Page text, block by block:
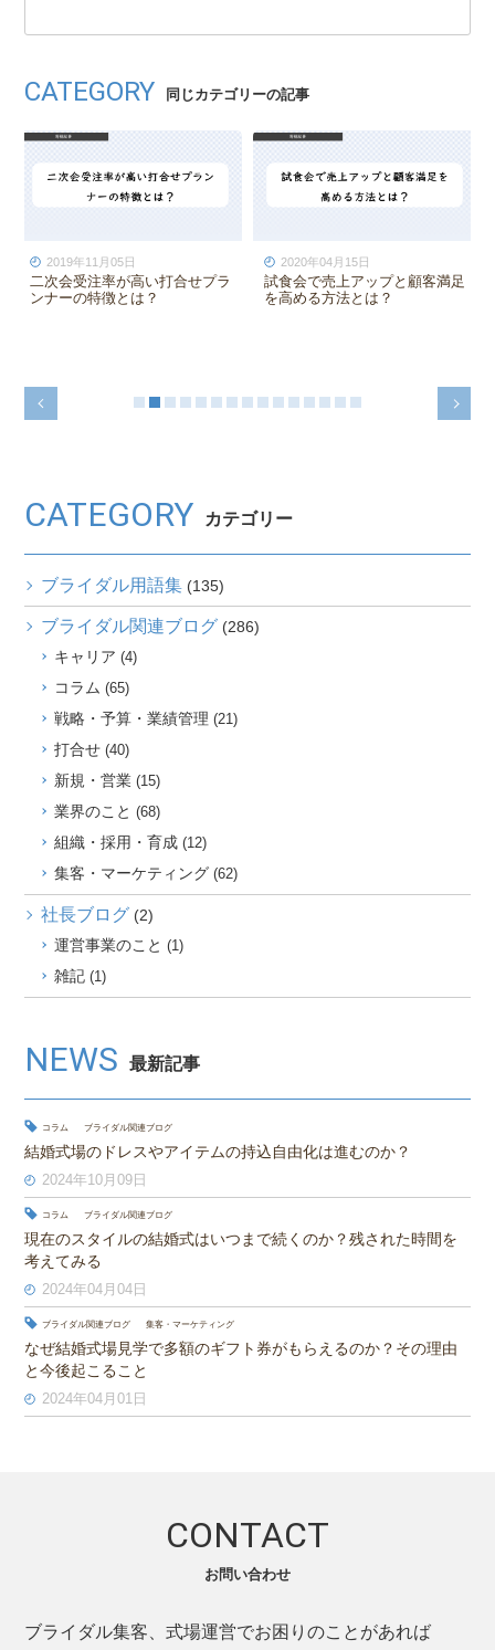
CATEGORY 同じカテゴリーの記事
顧客満足
2021年08月27日
結婚式場の自社集客にオウンド
メディア運用・コンテンツマー
2020年02月17日
打合せ担当プランナーの
望を受けた時の考え方と
CATEGORY カテゴリー
ブライダル用語集 (135)
ブライダル関連ブログ (286)
キャリア (4)
コラム (65)
戦略・予算・業績管理 (21)
打合せ(40)
新規・営業(15)
業界のこと (68)
組織・採用・育成(12)
集客・マーケティング(62)
社長ブログ (2)
運営事業のこと (1)
雑記(1)
NEWS 最新記事
コラム ブライダル関連ブログ
結婚式場のドレスやアイテムの持込自由化は進むのか？
2024年10月09日
コラム ブライダル関連ブログ
現在のスタイルの結婚式はいつまで続くのか？残された時間を
考えてみる
2024年04月04日
ブライダル関連ブログ 集客・マーケティング
なぜ結婚式場見学で多額のギフト券がもらえるのか？その理由
と今後起こること
2024年04月01日
CONTACT
お問い合わせ
ブライダル集客、式場運営でお困りのことがあれば